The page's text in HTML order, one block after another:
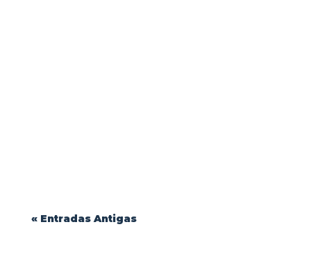
« Entradas Antigas